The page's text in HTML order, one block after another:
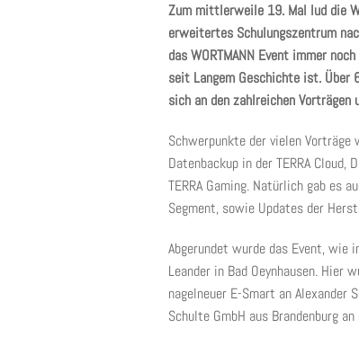
Zum mittlerweile 19. Mal lud die
erweitertes Schulungszentrum
das WORTMANN Event immer
seit Langem Geschichte ist. Über
sich an den zahlreichen Vorträgen
Schwerpunkte der vielen Vorträge
Datenbackup in der TERRA Cloud,
TERRA Gaming. Natürlich gab es
Segment, sowie Updates der
Abgerundet wurde das Event, wie
Leander in Bad Oeynhausen. Hier
nagelneuer E-Smart an Alexander
Schulte GmbH aus Brandenburg